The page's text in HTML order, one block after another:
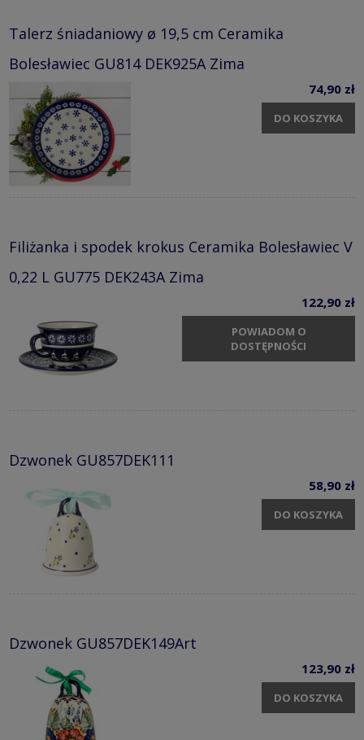
Talerz śniadaniowy ø 19,5 cm Ceramika
Bolesławiec GU814 DEK925A Zima
74,90 zł
DO KOSZYKA
Filiżanka i spodek krokus Ceramika Bolesławiec V
0,22 L GU775 DEK243A Zima
122,90 zł
POWIADOM O
DOSTĘPNOŚCI
Dzwonek GU857DEK111
58,90 zł
DO KOSZYKA
Dzwonek GU857DEK149Art
123,90 zł
DO KOSZYKA